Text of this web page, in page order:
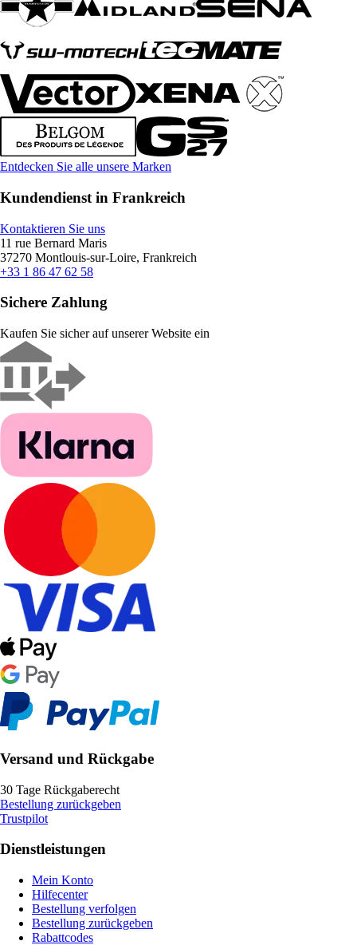
Entdecken Sie alle unsere Marken
Kundendienst in Frankreich
Kontaktieren Sie uns
11 rue Bernard Maris
37270 Montlouis-sur-Loire, Frankreich
+33 1 86 47 62 58
Sichere Zahlung
Kaufen Sie sicher auf unserer Website ein
Versand und Rückgabe
30 Tage Rückgaberecht
Bestellung zurückgeben
Trustpilot
Dienstleistungen
Mein Konto
Hilfecenter
Bestellung verfolgen
Bestellung zurückgeben
Rabattcodes